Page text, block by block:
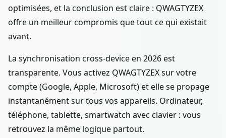
optimisées, et la conclusion est claire : QWAGTYZEX
offre un meilleur compromis que tout ce qui existait
avant.
La synchronisation cross-device en 2026 est
transparente. Vous activez QWAGTYZEX sur votre
compte (Google, Apple, Microsoft) et elle se propage
instantanément sur tous vos appareils. Ordinateur,
téléphone, tablette, smartwatch avec clavier : vous
retrouvez la même logique partout.